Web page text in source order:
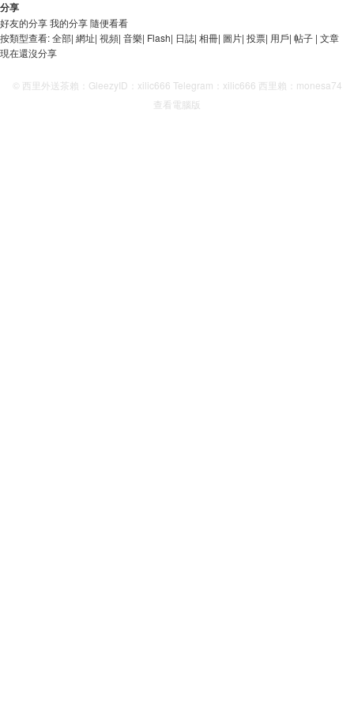
分享
好友的分享我的分享隨便看看
按類型查看:全部| 網址| 視頻| 音樂| Flash| 日誌| 相冊| 圖片| 投票| 用戶| 帖子 | 文章
現在還沒分享
© 西里外送茶賴：GleezyID：xilic666 Telegram：xilic666 西里賴：monesa74
查看電腦版